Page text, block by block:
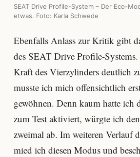
SEAT Drive Profile-System – Der Eco-
etwas. Foto: Karla Schwede
Ebenfalls Anlass zur Kritik gibt
des SEAT Drive Profile-
Kraft des Vierzylinders deutlich
musste ich mich offensichtlich
gewöhnen. Denn kaum hatte ich
zum Test aktiviert, würgte ich
zweimal ab. Im weiteren Verlauf
mied ich diesen Modus und